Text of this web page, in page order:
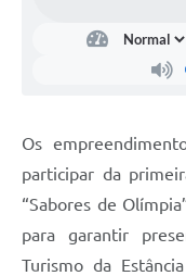
Os
participar da
“Sabores de
para garantir
Turismo da